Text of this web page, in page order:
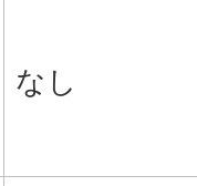
なし